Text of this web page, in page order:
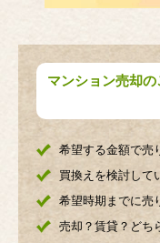
マンション売却
希望する金額で売
買換えを検討して
希望時期までに売
売却？賃貸？どち